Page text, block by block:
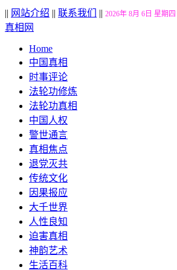
|| 网站介绍 || 联系我们 || 2026年 8月 6日 星期四
真相网
Home
中国真相
时事评论
法轮功修炼
法轮功真相
中国人权
警世通言
真相焦点
退党灭共
传统文化
因果报应
大千世界
人性良知
迫害真相
神韵艺术
生活百科